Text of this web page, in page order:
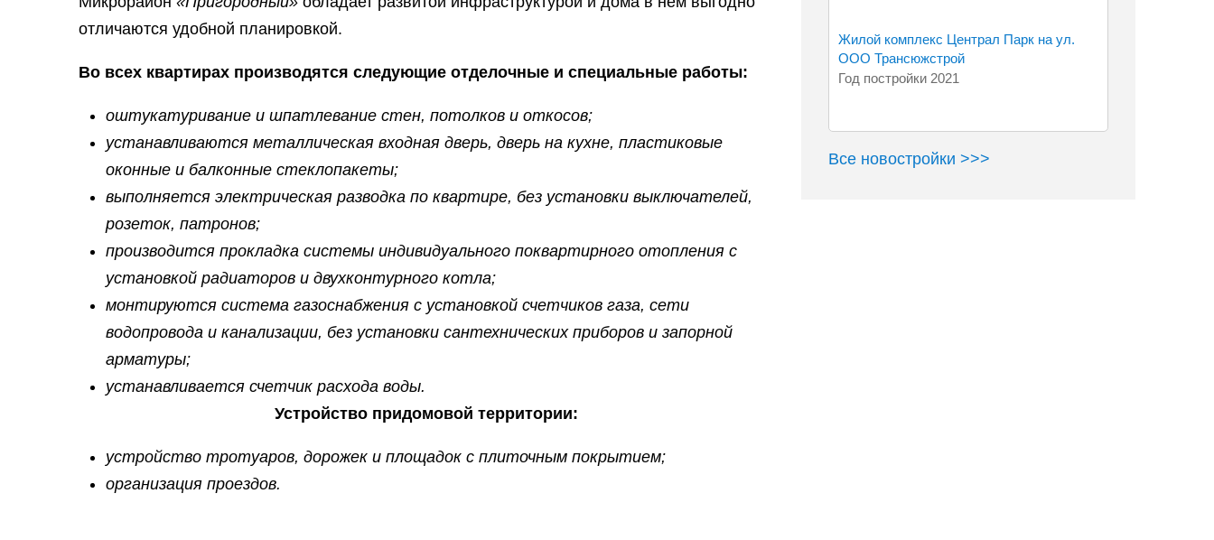
отличаются удобной планировкой.
Во всех квартирах производятся следующие отделочные и специальные работы:
оштукатуривание и шпатлевание стен, потолков и откосов;
устанавливаются металлическая входная дверь, дверь на кухне, пластиковые
оконные и балконные стеклопакеты;
выполняется электрическая разводка по квартире, без установки выключателей,
розеток, патронов;
производится прокладка системы индивидуального поквартирного отопления с
установкой радиаторов и двухконтурного котла;
монтируются система газоснабжения с установкой счетчиков газа, сети
водопровода и канализации, без установки сантехнических приборов и запорной
арматуры;
устанавливается счетчик расхода воды.
Устройство придомовой территории:
устройство тротуаров, дорожек и площадок с плиточным покрытием;
организация проездов.
Жилой комплекс Централ Парк на ул.
Попова Островского, ТЮС-ПГС Белгород
ООО Трансюжстрой
Год постройки 2021
Все новостройки >>>